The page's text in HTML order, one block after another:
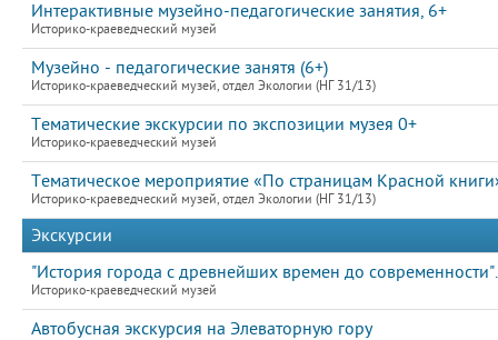
Интерактивные музейно-педагогические занятия, 6+
Историко-краеведческий музей
Музейно - педагогические занятя (6+)
Историко-краеведческий музей, отдел Экологии (НГ 31/13)
Тематические экскурсии по экспозиции музея 0+
Историко-краеведческий музей
Тематическое мероприятие «По страницам Красной
Историко-краеведческий музей, отдел Экологии (НГ 31/13)
Экскурсии
"История города с древнейших времен до современности".
Историко-краеведческий музей
Автобусная экскурсия на Элеваторную гору